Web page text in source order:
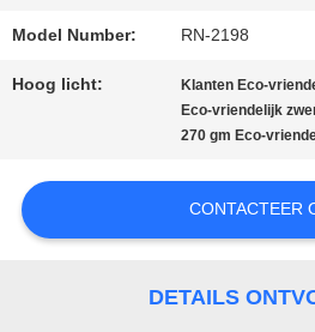
CONTACTEER
ONS
GEVALLEN
Model Number: RN-2198
Hoog licht: Klanten Eco-
Eco-vriendelijk
270 gm Eco-
CONTACTEER
DETAILS